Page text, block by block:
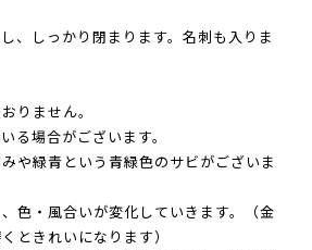
、しっかり閉まります。名刺も入りま
りません。
る場合がございます。
や緑青という青緑色のサビがございま
色・風合いが変化していきます。（金
ときれいになります）